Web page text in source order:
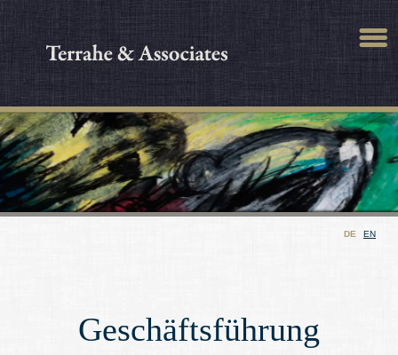
DE EN
Geschäftsführung